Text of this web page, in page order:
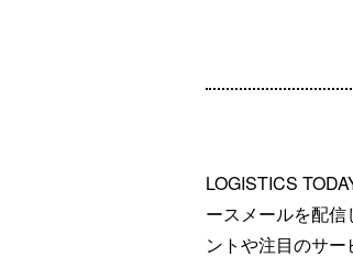
LOGISTICS
ースメールを配
ントや注目のサー